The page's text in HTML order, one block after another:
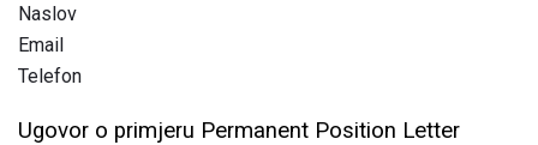
Naslov
Email
Telefon
Ugovor o primjeru Permanent Position Letter